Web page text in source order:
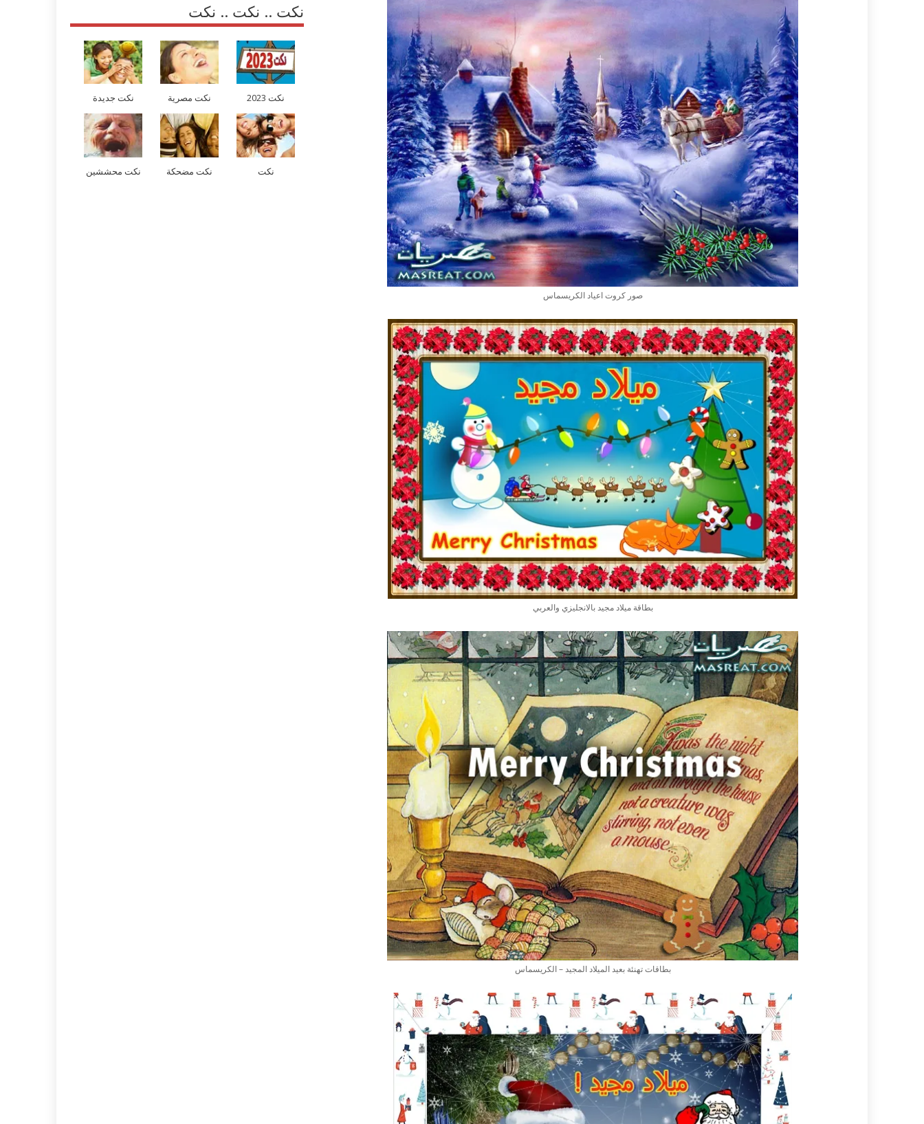
صور كروت اعياد الكريسماس
بطاقة ميلاد مجيد بالانجليزي والعربي
بطاقات تهنئة بعيد الميلاد المجيد – الكريسماس
نكت .. نكت .. نكت
نكت 2023 نكت مصرية نكت جديدة
نكت نكت مضحكة نكت محششين